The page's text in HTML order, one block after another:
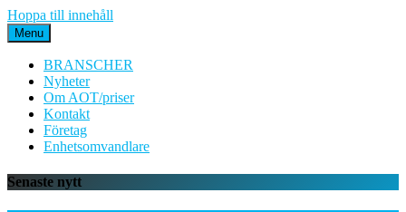
Hoppa till innehåll
Menu
BRANSCHER
Nyheter
Om AOT/priser
Kontakt
Företag
Enhetsomvandlare
Senaste nytt